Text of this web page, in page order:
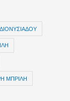
ΔΙΟΝΥΣΙΑΔΟΥ
ΜΠΡΙΛΗ